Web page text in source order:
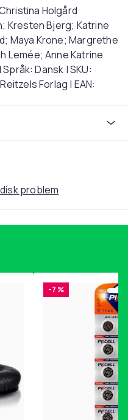
Holgård
Kresten Bjerg; Katrine
Maya Krone; Margrethe
Lemée; Anne Katrine
Dansk | SKU:
Forlag | EAN:
problem
-7 %